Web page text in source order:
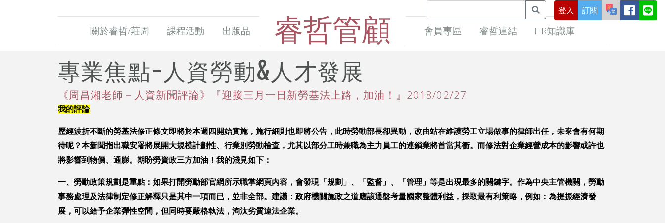
訂閱
登入
睿哲管顧
關於睿哲/莊周 課程活動 出版品 會員專區 睿哲連結 HR知識庫
專業焦點-人資勞動&人才發展
《周昌湘老師－人資新聞評論》『迎接三月一日新勞基法上路，加油！』2018/02/27
我的評論
歷經波折不斷的勞基法修正條文即將於本週四開始實施，施行細則也即將公告，此時勞動部長卻異動，改由站在維護勞工立場做事的律師出任，未來會有何期
待呢？本新聞指出職安署將展開大規模計劃性、行業別勞動檢查，尤其以部分工時兼職為主力員工的連鎖業將首當其衝。而修法對企業經營成本的影響或許也
將影響到物價、通膨。期盼勞資政三方加油！我的淺見如下：
一、勞動政策規劃是重點：如果打開勞動部官網所示職掌網頁內容，會發現「規劃」、「監督」、「管理」等是出現最多的關鍵字。作為中央主管機關，勞動
事務處理及法律制定修正解釋只是其中一項而已，並非全部。建議：政府機關施政之道應該通盤考量國家整體利益，採取最有利策略，例如：為提振經濟發
展，可以給予企業彈性空間，但同時要嚴格執法，淘汰劣質違法企業。